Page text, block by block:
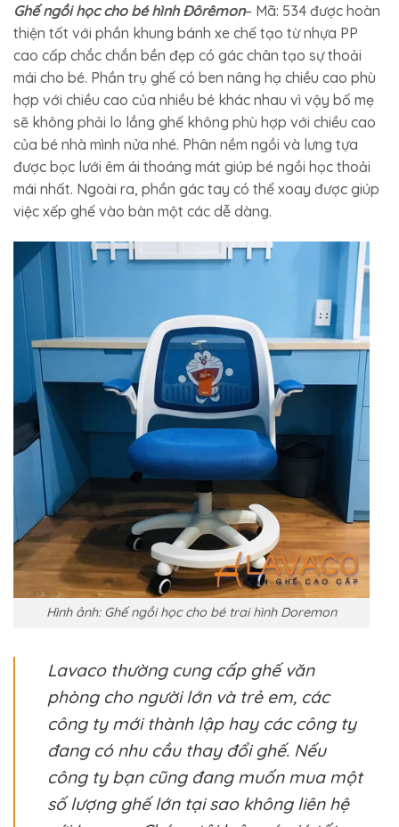
Ghế ngồi học cho bé hình Đôrêmon– Mã: 534 được hoàn
thiện tốt với phần khung bánh xe chế tạo từ nhựa PP
cao cấp chắc chắn bền đẹp có gác chân tạo sự thoải
mái cho bé. Phần trụ ghế có ben nâng hạ chiều cao phù
hợp với chiều cao của nhiều bé khác nhau vì vậy bố mẹ
sẽ không phải lo lắng ghế không phù hợp với chiều cao
của bé nhà mình nửa nhé. Phân nềm ngồi và lưng tựa
được bọc lưới êm ái thoáng mát giúp bé ngồi học thoải
mái nhất. Ngoài ra, phần gác tay có thể xoay được giúp
việc xếp ghế vào bàn một các dễ dàng.
Hình ảnh: Ghế ngồi học cho bé trai hình Doremon
Lavaco thường cung cấp ghế văn
phòng cho người lớn và trẻ em, các
công ty mới thành lập hay các công ty
đang có nhu cầu thay đổi ghế. Nếu
công ty bạn cũng đang muốn mua một
số lượng ghế lớn tại sao không liên hệ